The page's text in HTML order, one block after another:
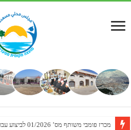
מכרז פומבי משותף מס’ 01/2026 לביצוע עבודות שיקום כביש ברכת רם-סחיתא